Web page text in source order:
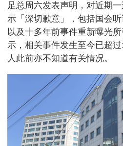
足总周六发表声明，对近期
示「深切歉意」，包括国会听
以及十多年前事件重新曝光
示，相关事件发生至今已超
人此前亦不知道有关情况。